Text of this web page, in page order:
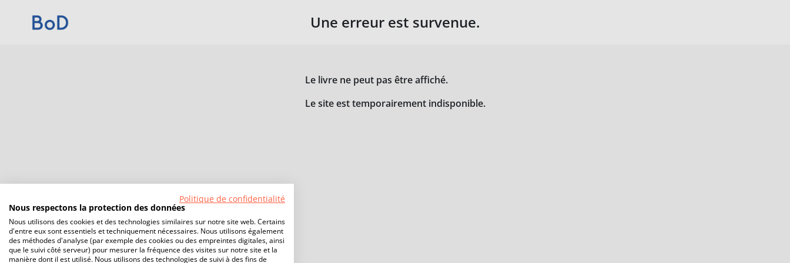
Une erreur est survenue.
Le livre ne peut pas être affiché.
Le site est temporairement indisponible.
Politique de confidentialité
Nous respectons la protection des données
Nous utilisons des cookies et des technologies similaires sur notre site web. Certains
d'entre eux sont essentiels et techniquement nécessaires. Nous utilisons également
des méthodes d'analyse (par exemple des cookies ou des empreintes digitales, ainsi
que le suivi côté serveur) pour mesurer la fréquence des visites sur notre site et la
manière dont il est utilisé. Nous utilisons des technologies de suivi à des fins de